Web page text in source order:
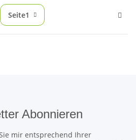
Seite1
Abonnieren
mir entsprechend Ihrer